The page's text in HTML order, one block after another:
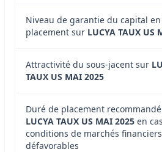
Niveau de garantie du capital
placement sur LUCYA TAUX US
Attractivité du sous-jacent sur
TAUX US MAI 2025
Duré de placement
LUCYA TAUX US MAI 2025 en
conditions de marchés financiers
défavorables